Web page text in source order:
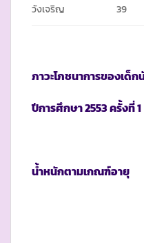
วังเจริญ 39
ภาวะโภชนาการของเด็ก
ปีการศึกษา2553 ครั้งที่ 1
น้ำหนักตามเกณฑ์อายุ